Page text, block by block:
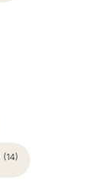
(14)